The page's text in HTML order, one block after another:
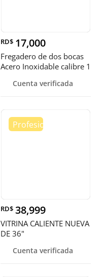
RD$ 17,000
Fregadero de dos bocas
Acero Inoxidable calibre 1
Cuenta verificada
RD$ 38,999
VITRINA CALIENTE NUEVA
DE 36"
Cuenta verificada